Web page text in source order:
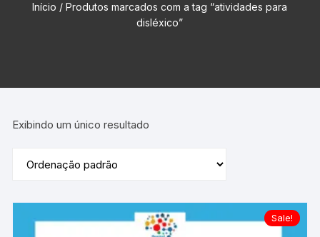
Início / Produtos marcados com a tag “atividades para
disléxico”
Exibindo um único resultado
Sale!